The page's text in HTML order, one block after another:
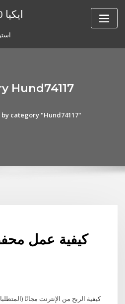
ايكيا 0 المالية على الانترنت
Hund74117
category "Hund74117"
كيفية عمل
كيفية الربح من الإنترنت مجانًا